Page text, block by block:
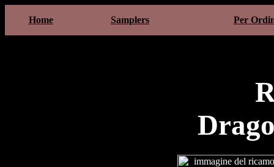
Home Samplers Per